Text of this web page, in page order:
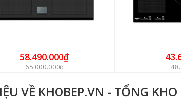
58.490.000₫
65.000.000₫
VỀ KHOBEP.VN - TỔNG